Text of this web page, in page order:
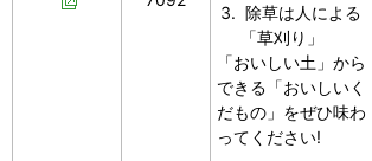
除草は人による
「草刈り」
「おいしい土」から
できる「おいしいく
だもの」をぜひ味わ
ってください!